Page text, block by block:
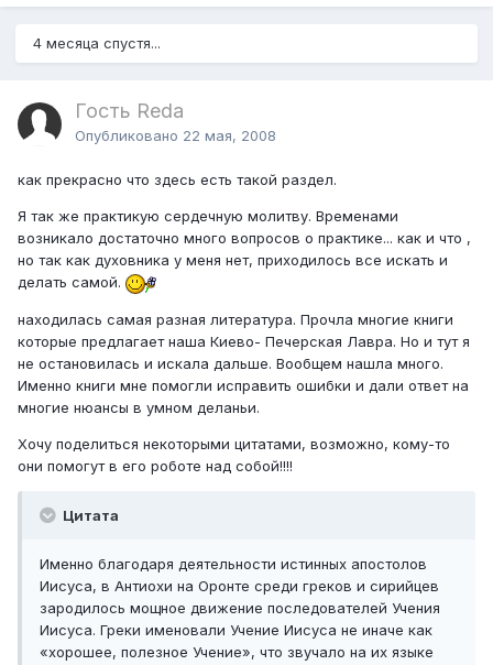
4 месяца спустя...
Гость Reda
Опубликовано 22 мая, 2008
как прекрасно что здесь есть такой раздел.
Я так же практикую сердечную молитву. Временами
возникало достаточно много вопросов о практике... как и что ,
но так как духовника у меня нет, приходилось все искать и
делать самой.
находилась самая разная литература. Прочла многие книги
которые предлагает наша Киево- Печерская Лавра. Но и тут я
не остановилась и искала дальше. Вообщем нашла много.
Именно книги мне помогли исправить ошибки и дали ответ на
многие нюансы в умном деланьи.
Хочу поделиться некоторыми цитатами, возможно, кому-то
они помогут в его роботе над собой!!!!
Цитата
Именно благодаря деятельности истинных апостолов
Иисуса, в Антиохи на Оронте среди греков и сирийцев
зародилось мощное движение последователей Учения
Иисуса. Греки именовали Учение Иисуса не иначе как
«хорошее, полезное Учение», что звучало на их языке